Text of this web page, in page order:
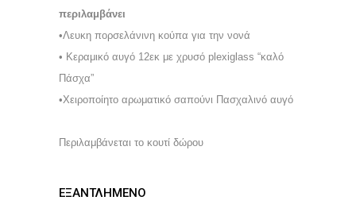
περιλαμβάνει
•Λευκη πορσελάνινη κούπα για την νονά
• Κεραμικό αυγό 12εκ με χρυσό plexiglass “καλό
Πάσχα”
•Χειροποίητο αρωματικό σαπούνι Πασχαλινό αυγό
Περιλαμβάνεται το κουτί δώρου
ΕΞΑΝΤΛΗΜΈΝΟ